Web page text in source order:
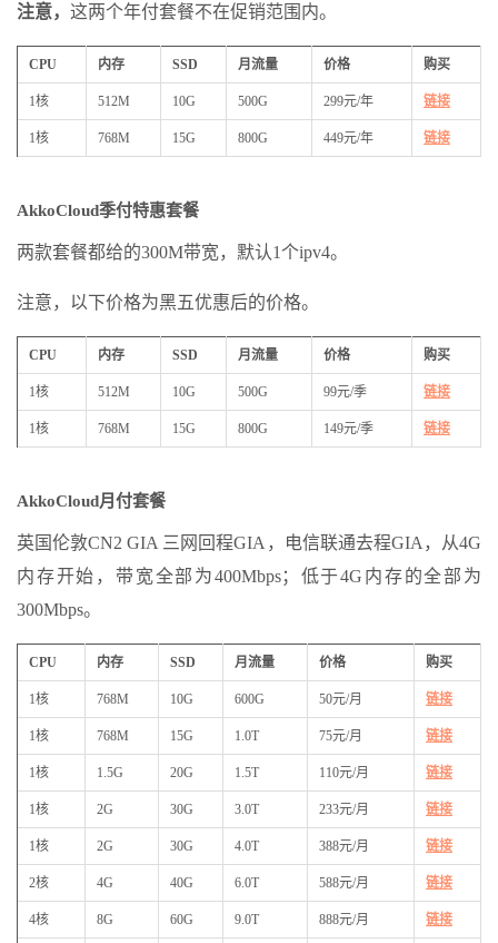
注意， 这两个年付套餐不在促销范围内。
CPU 内存 SSD 月流量 价格 购买
1核 512M 10G 500G 299元/年 链接
1核 768M 15G 800G 449元/年 链接
AkkoCloud季付特惠套餐
两款套餐都给的300M带宽，默认1个ipv4。
注意，以下价格为黑五优惠后的价格。
CPU 内存 SSD 月流量 价格 购买
1核 512M 10G 500G 99元/季 链接
1核 768M 15G 800G 149元/季 链接
AkkoCloud月付套餐
英国伦敦CN2 GIA 三网回程GIA，电信联通去程GIA，从4G
内存开始，带宽全部为400Mbps；低于4G内存的全部为
300Mbps。
CPU 内存 SSD 月流量 价格 购买
1核 768M 10G 600G 50元/月 链接
1核 768M 15G 1.0T 75元/月 链接
1核 1.5G 20G 1.5T 110元/月 链接
1核 2G 30G 3.0T 233元/月 链接
1核 2G 30G 4.0T 388元/月 链接
2核 4G 40G 6.0T 588元/月 链接
4核 8G 60G 9.0T 888元/月 链接